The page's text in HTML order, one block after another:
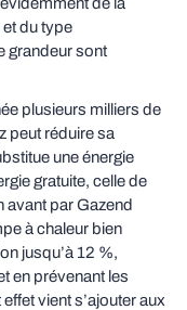
du type
grandeur sont
plusieurs milliers de
peut réduire sa
une énergie
gratuite, celle de
avant par Gazend
à chaleur bien
jusqu’à 12 %,
en prévenant les
effet vient s’ajouter aux